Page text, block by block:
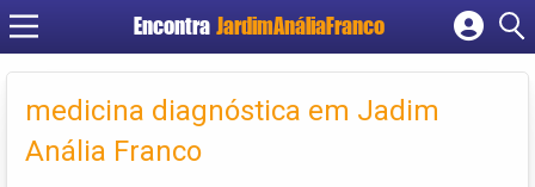
Encontra JardimAnáliaFranco
Cadastrar empresa
Criar conta
medicina diagnóstica em Jadim
Anália Franco